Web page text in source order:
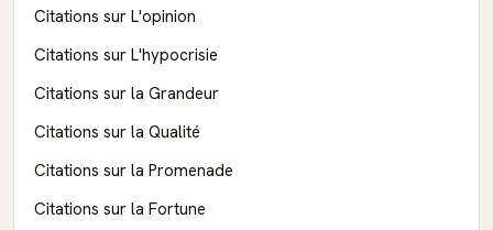
Citations sur L'opinion
Citations sur L'hypocrisie
Citations sur la Grandeur
Citations sur la Qualité
Citations sur la Promenade
Citations sur la Fortune